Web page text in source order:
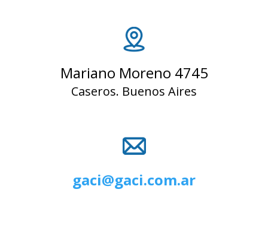
Mariano Moreno 4745
Caseros. Buenos Aires
gaci@gaci.com.ar